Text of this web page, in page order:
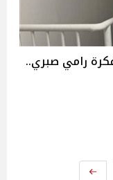
رامي صبري..